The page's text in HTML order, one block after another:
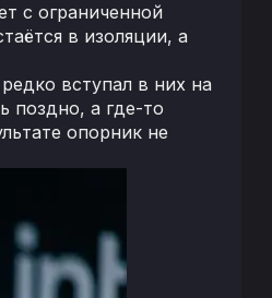
с ограниченной
в изоляции, а
вступал в них на
поздно, а где-то
опорник не